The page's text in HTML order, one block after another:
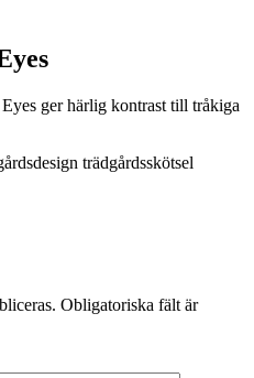
trädgårdsskötsel
Obligatoriska fält är